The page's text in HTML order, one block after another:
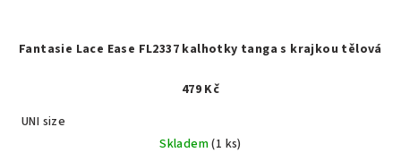
Fantasie Lace Ease FL2337 kalhotky tanga s krajkou tělová
479 Kč
UNI size
Skladem(1 ks)